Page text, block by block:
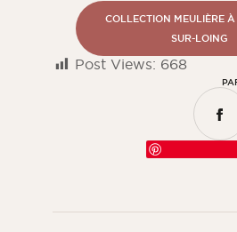
COLLECTION MEULIÈRE
SUR-LOING
Post Views: 668